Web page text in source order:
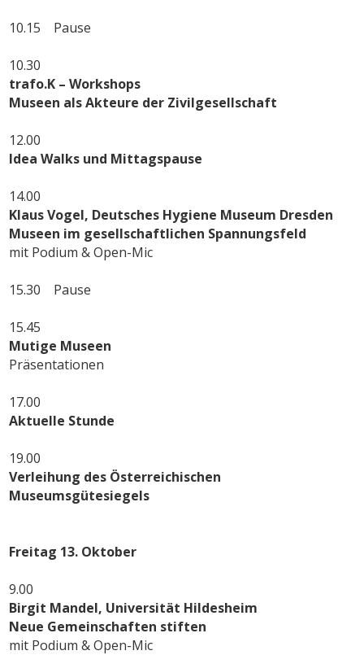
10.15 Pause
10.30
trafo.K – Workshops
Museen als Akteure der Zivilgesellschaft
12.00
Idea Walks und Mittagspause
14.00
Klaus Vogel, Deutsches Hygiene Museum Dresden
Museen im gesellschaftlichen Spannungsfeld
mit Podium & Open-Mic
15.30 Pause
15.45
Mutige Museen
Präsentationen
17.00
Aktuelle Stunde
19.00
Verleihung des Österreichischen
Museumsgütesiegels
Freitag 13. Oktober
9.00
Birgit Mandel, Universität Hildesheim
Neue Gemeinschaften stiften
mit Podium & Open-Mic